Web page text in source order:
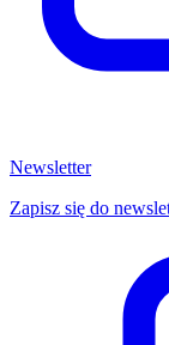
Newsletter
Zapisz się do